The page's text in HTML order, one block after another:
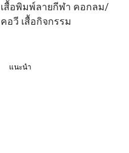
เสื้อพิมพ์ลายกีฬา คอกลม/
คอวี เสื้อกิจกรรม
แนะนำ